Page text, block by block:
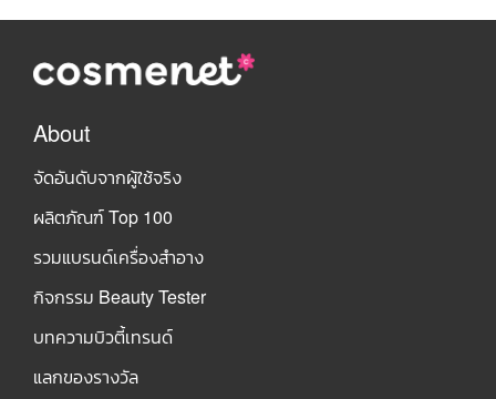
About
จัดอันดับจากผู้ใช้จริง
ผลิตภัณฑ์ Top 100
รวมแบรนด์เครื่องสำอาง
กิจกรรม Beauty Tester
บทความบิวตี้เทรนด์
แลกของรางวัล